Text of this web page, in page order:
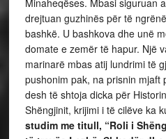
studim me titull, “Roli i